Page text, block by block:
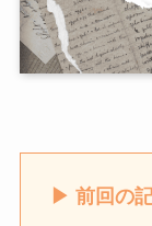
▶ 前回の